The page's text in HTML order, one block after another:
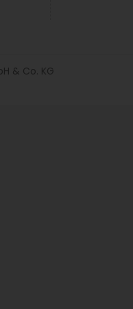
& Co. KG